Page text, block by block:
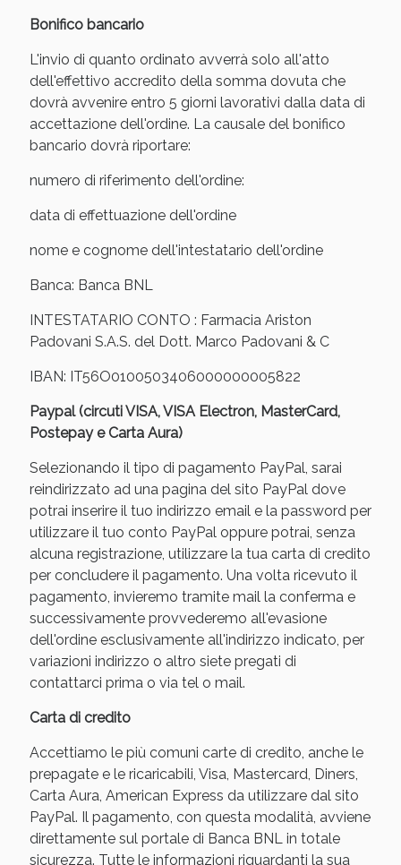
Bonifico bancario
L'invio di quanto ordinato avverrà solo all'atto
dell'effettivo accredito della somma dovuta che
dovrà avvenire entro 5 giorni lavorativi dalla data di
accettazione dell'ordine. La causale del bonifico
bancario dovrà riportare:
numero di riferimento dell'ordine:
data di effettuazione dell'ordine
nome e cognome dell'intestatario dell'ordine
Banca: Banca BNL
INTESTATARIO CONTO : Farmacia Ariston
Padovani S.A.S. del Dott. Marco Padovani & C
IBAN: IT56O0100503406000000005822
Paypal (circuti VISA, VISA Electron, MasterCard,
Postepay e Carta Aura)
Selezionando il tipo di pagamento PayPal, sarai
reindirizzato ad una pagina del sito PayPal dove
potrai inserire il tuo indirizzo email e la password per
utilizzare il tuo conto PayPal oppure potrai, senza
alcuna registrazione, utilizzare la tua carta di credito
per concludere il pagamento. Una volta ricevuto il
pagamento, invieremo tramite mail la conferma e
successivamente provvederemo all'evasione
dell'ordine esclusivamente all'indirizzo indicato, per
variazioni indirizzo o altro siete pregati di
contattarci prima o via tel o mail.
Carta di credito
Accettiamo le più comuni carte di credito, anche le
prepagate e le ricaricabili, Visa, Mastercard, Diners,
Carta Aura, American Express da utilizzare dal sito
PayPal. Il pagamento, con questa modalità, avviene
direttamente sul portale di Banca BNL in totale
sicurezza. Tutte le informazioni riguardanti la sua
Scopri le offerte di Oggi